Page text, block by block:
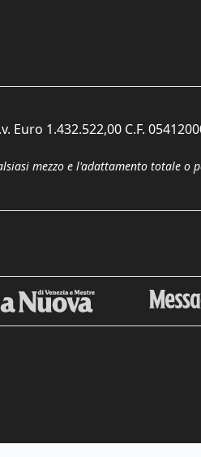
1.432.522,00 C.F.
mezzo e l'adattamento totale o